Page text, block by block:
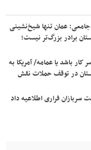
عمان تنها شیخ‌نشینی
برادر بزرگ‌تر نیست؛
باشد یا عمامه/ آمریکا به
در توقف حملات نقش
سربازان فراری اطلاعیه داد